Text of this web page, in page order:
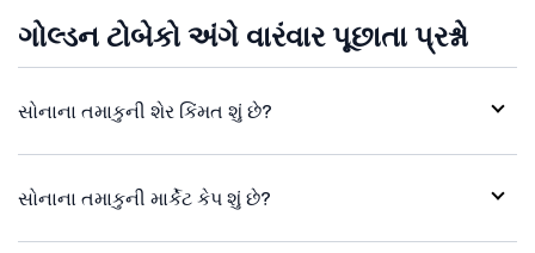
ગોલ્ડન ટોબેકો અંગે વારંવાર પૂછાતા પ્રશ્નો
સોનાના તમાકુની શેર કિંમત શું છે?
સોનાના તમાકુની માર્કેટ કેપ શું છે?